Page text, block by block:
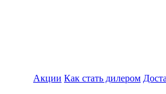
Акции Как стать дилером